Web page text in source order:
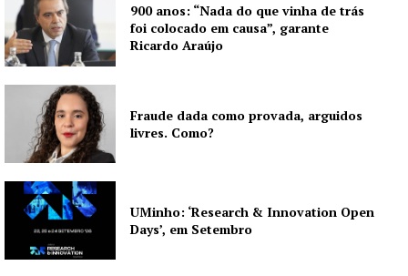
SUBSCREVA JÁ!
Institucional
Artigos
Edição Digital
Europa
Grande Entrevista
900 anos: “Nada do que vinha de trás
foi colocado em causa”, garante
Ricardo Araújo
Fraude dada como provada, arguidos
livres. Como?
UMinho: ‘Research & Innovation Open
Days’, em Setembro